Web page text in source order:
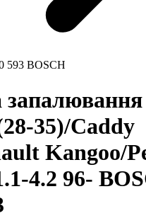
593 BOSCH
35)/Caddy
Kangoo/
4.2 96-